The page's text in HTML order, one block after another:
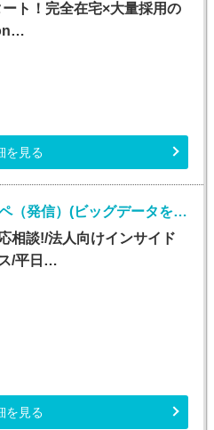
ト！完全在宅×大量採用の
を見る
コールセンター・テレオペ（発信）(ビッグデータを扱うIT企業での法人向けインサイドセールス)
相談!/法人向けインサイド
/平日…
を見る